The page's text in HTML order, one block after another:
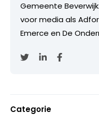
Gemeente
voor media als
Emerce en De
Categorie